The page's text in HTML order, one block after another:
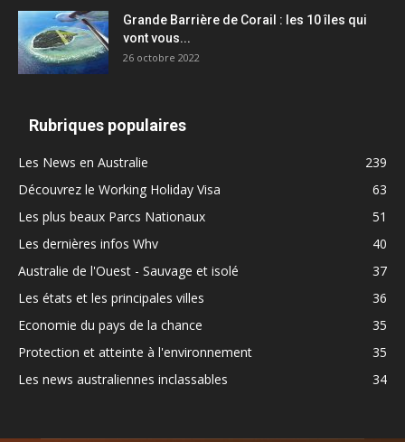
Grande Barrière de Corail : les 10 îles qui
vont vous...
26 octobre 2022
Rubriques populaires
Les News en Australie
239
Découvrez le Working Holiday Visa
63
Les plus beaux Parcs Nationaux
51
Les dernières infos Whv
40
Australie de l'Ouest - Sauvage et isolé
37
Les états et les principales villes
36
Economie du pays de la chance
35
Protection et atteinte à l'environnement
35
Les news australiennes inclassables
34